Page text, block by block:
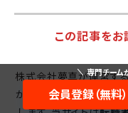
この記事を
株式会社夢真が運営す
から、この記事をお読み
専門チーム
会員登録（無料）